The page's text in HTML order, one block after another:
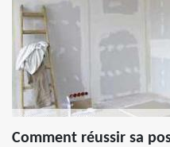
Comment réussir sa